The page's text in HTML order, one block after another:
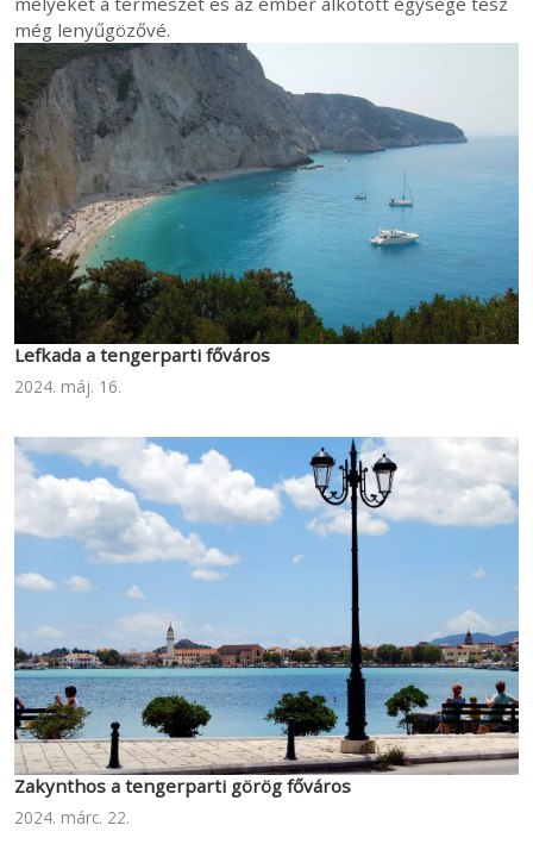
még lenyűgözővé.
Lefkada a tengerparti főváros
2024. máj. 16.
Zakynthos a tengerparti görög főváros
2024. márc. 22.